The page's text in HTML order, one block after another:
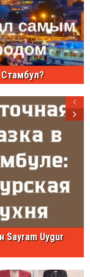
Sayram Uygur